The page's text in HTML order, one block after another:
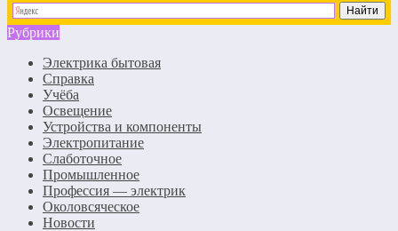
Рубрики
Электрика бытовая
Справка
Учёба
Освещение
Устройства и компоненты
Электропитание
Слаботочное
Промышленное
Профессия — электрик
Околовсяческое
Новости